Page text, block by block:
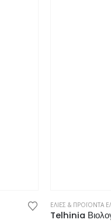
ΕΛΙΕΣ & ΠΡΟΪΟΝΤΑ
Telhinia